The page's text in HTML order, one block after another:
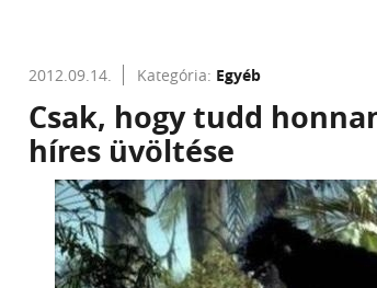
2012.09.14. Kategória: Egyéb
Csak, hogy tudd
híres üvöltése